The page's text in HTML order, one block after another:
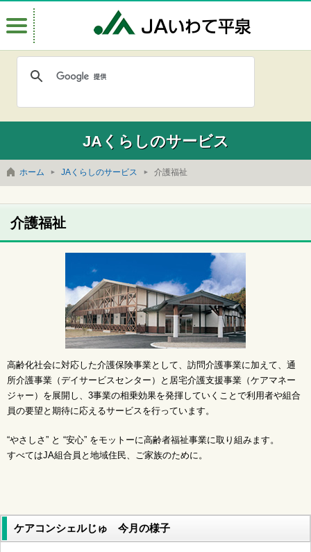
JAくらしのサービス
ホーム JAくらしのサービス 介護福祉
介護福祉
高齢化社会に対応した介護保険事業として、訪問介護事業に加えて、通
所介護事業（デイサービスセンター）と居宅介護支援事業（ケアマネー
ジャー）を展開し、3事業の相乗効果を発揮していくことで利用者や組合
員の要望と期待に応えるサービスを行っています。
“やさしさ” と “安心” をモットーに高齢者福祉事業に取り組みます。
すべてはJA組合員と地域住民、ご家族のために。
ケアコンシェルじゅ 今月の様子